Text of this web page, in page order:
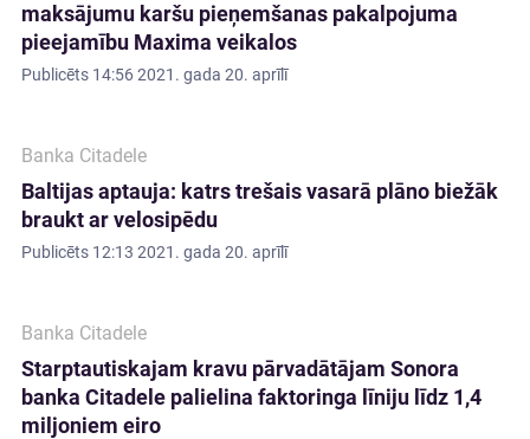
maksājumu karšu pieņemšanas pakalpojuma
pieejamību Maxima veikalos
Publicēts 14:56 2021. gada 20. aprīlī
Banka Citadele
Baltijas aptauja: katrs trešais vasarā plāno biežāk
braukt ar velosipēdu
Publicēts 12:13 2021. gada 20. aprīlī
Banka Citadele
Starptautiskajam kravu pārvadātājam Sonora
banka Citadele palielina faktoringa līniju līdz 1,4
miljoniem eiro